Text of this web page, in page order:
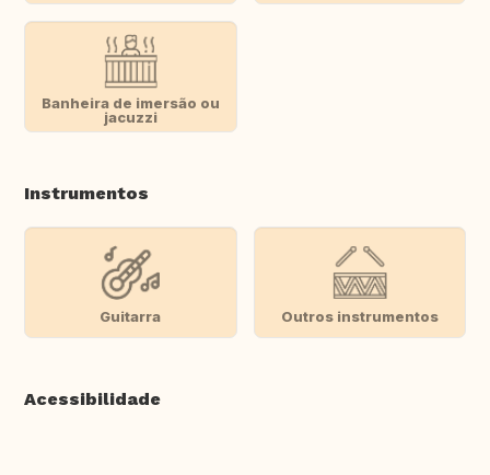
Banheira de imersão ou
jacuzzi
Instrumentos
Guitarra Outros instrumentos
Acessibilidade